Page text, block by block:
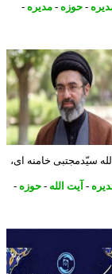
-حوزه-مدیره-
خامنه ای،
-آیت الله-حوزه-